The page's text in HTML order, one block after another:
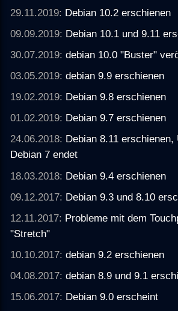
29.11.2019: Debian 10.2 erschienen
09.09.2019: Debian 10.1 und 9.11
30.07.2019:debian 10.0 "Buster"
03.05.2019:debian 9.9 erschienen
19.02.2019: Debian 9.8 erschienen
01.02.2019: Debian 9.7 erschienen
24.06.2018: Debian 8.11
Debian 7 endet
18.03.2018: Debian 9.4 erschienen
09.12.2017: Debian 9.3 und 8.10
12.11.2017: Probleme mit dem
"Stretch"
10.10.2017:debian 9.2 erschienen
04.08.2017:debian 8.9 und 9.1
15.06.2017: Debian 9.0 erscheint